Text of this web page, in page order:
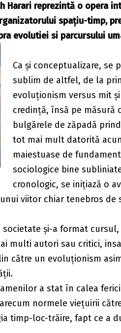
Harari reprezintă o opera
spațiu-timp,
evolutiei si parcursului
Ca și conceptualizare, se
sublim de altfel, de la
evoluționism versus mit și
credință, însă pe măsură
bulgărele de zăpadă
tot mai mult datorită
maiestuase de
sociologice bine
cronologic, se inițiază o
viitor chiar tenebros de
societate și-a format
multi autori sau critici,
către un evoluționism
a stat în calea
normele viețuirii
timp-loc-trăire, fapt ce a